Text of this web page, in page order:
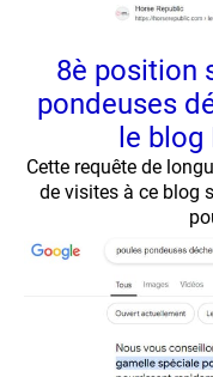
8è position
pondeuses
le blog
Cette requête de
de visites à ce blog